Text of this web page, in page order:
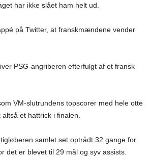
har ikke slået ham helt ud.
på Twitter, at franskmændene vender
PSG-angriberen efterfulgt af et fransk
VM-slutrundens topscorer med hele otte
et hattrick i finalen.
samlet set optrådt 32 gange for
det er blevet til 29 mål og syv assists.